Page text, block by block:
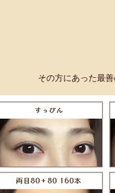
人により、目の形状
個人差があるため
その方にあった最善のもの